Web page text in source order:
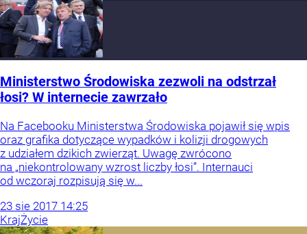
Ministerstwo Środowiska zezwoli na odstrzał
łosi? W internecie zawrzało
Na Facebooku Ministerstwa Środowiska pojawił się wpis
oraz grafika dotyczące wypadków i kolizji drogowych
z udziałem dzikich zwierząt. Uwagę zwrócono
na „niekontrolowany wzrost liczby łosi”. Internauci
od wczoraj rozpisują się w...
23 sie 2017 14:25
KrajŻycie